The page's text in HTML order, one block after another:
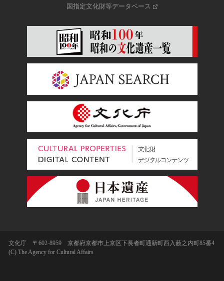
国指定文化財等データベース
文化庁 〒602-8959 京都府京都市上京区下長者町通新町西入藪之内町85番4
(C) The Agency for Cultural Affairs